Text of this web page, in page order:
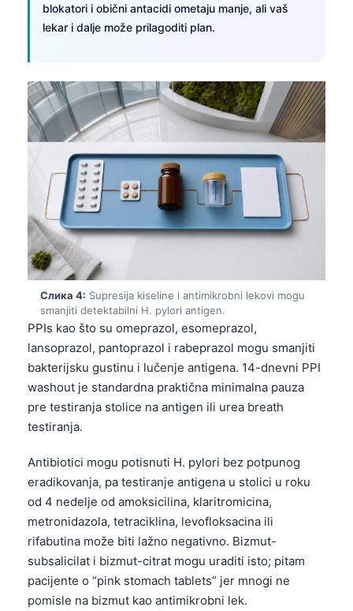
blokatori i obični antacidi ometaju manje, ali vaš
lekar i dalje može prilagoditi plan.
Слика 4: Supresija kiseline i antimikrobni lekovi mogu
smanjiti detektabilni H. pylori antigen.
PPIs kao što su omeprazol, esomeprazol,
lansoprazol, pantoprazol i rabeprazol mogu smanjiti
bakterijsku gustinu i lučenje antigena. 14-dnevni PPI
washout je standardna praktična minimalna pauza
pre testiranja stolice na antigen ili urea breath
testiranja.
Antibiotici mogu potisnuti H. pylori bez potpunog
eradikovanja, pa testiranje antigena u stolici u roku
od 4 nedelje od amoksicilina, klaritromicina,
metronidazola, tetraciklina, levofloksacina ili
rifabutina može biti lažno negativno. Bizmut-
subsalicilat i bizmut-citrat mogu uraditi isto; pitam
pacijente o “pink stomach tablets” jer mnogi ne
pomisle na bizmut kao antimikrobni lek.